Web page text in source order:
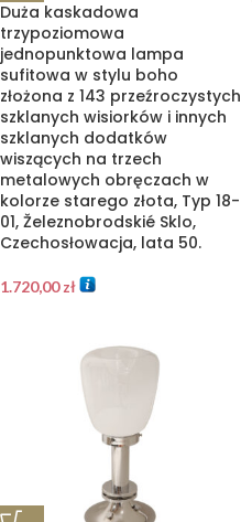
Duża kaskadowa
trzypoziomowa
jednopunktowa lampa
sufitowa w stylu boho
złożona z 143 przeźroczystych
szklanych wisiorków i innych
szklanych dodatków
wiszących na trzech
metalowych obręczach w
kolorze starego złota, Typ 18-
01, Železnobrodskié Sklo,
Czechosłowacja, lata 50.
1.720,00zł